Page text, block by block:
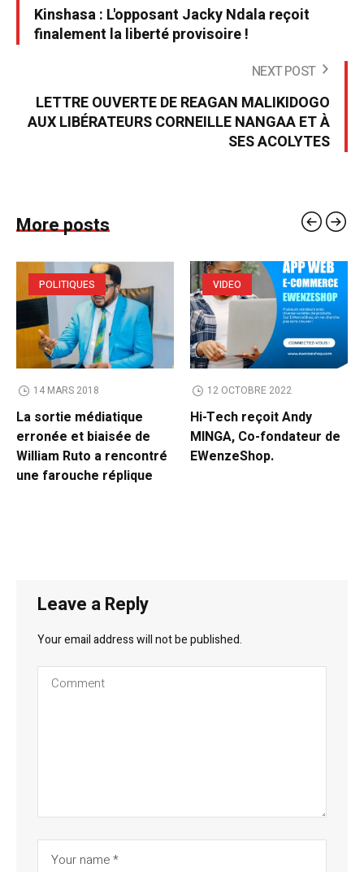
Kinshasa : L'opposant Jacky Ndala reçoit
finalement la liberté provisoire !
NEXT POST
LETTRE OUVERTE DE REAGAN MALIKIDOGO
AUX LIBÉRATEURS CORNEILLE NANGAA ET À
SES ACOLYTES
More posts
POLITIQUES
14 MARS 2018
La sortie médiatique
erronée et biaisée de
William Ruto a rencontré
une farouche réplique
VIDEO
12 OCTOBRE 2022
Hi-Tech reçoit Andy
MINGA, Co-fondateur de
EWenzeShop.
Leave a Reply
Your email address will not be published.